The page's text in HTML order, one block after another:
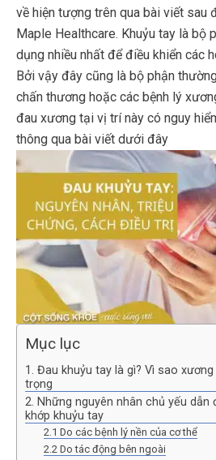
về hiện tượng trên qua bài viết sau
Maple Healthcare. Khuỷu tay là bộ
dụng nhiều nhất để điều khiển các
Bởi vậy đây cũng là bộ phận
chấn thương hoặc các bệnh lý
đau xương tại vị trí này có nguy
thông qua bài viết dưới đây
Mục lục
1. Đau khuỷu tay là gì? Vì sao
trọng
2. Những nguyên nhân chủ yếu dẫn
khớp khuỷu tay
2.1 Do các bệnh lý nền của cơ thể
2.2 Do tác động bên ngoài